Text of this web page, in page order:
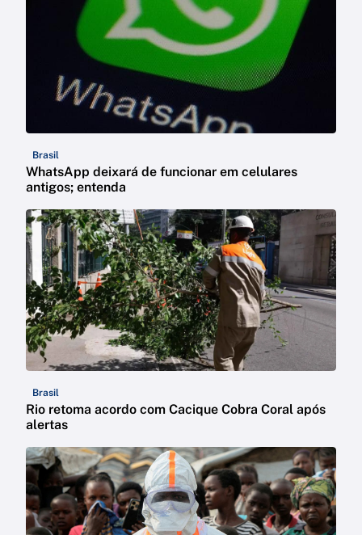
Brasil
WhatsApp deixará de funcionar em celulares
antigos; entenda
Brasil
Rio retoma acordo com Cacique Cobra Coral após
alertas